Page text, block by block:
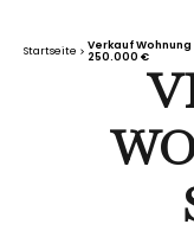
Startseite
Verkauf Wohnung
250.000 €